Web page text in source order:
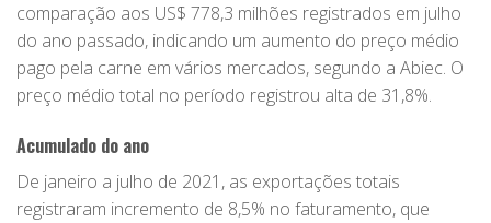
comparação aos US$ 778,3 milhões registrados em julho
do ano passado, indicando um aumento do preço médio
pago pela carne em vários mercados, segundo a Abiec. O
preço médio total no período registrou alta de 31,8%.
Acumulado do ano
De janeiro a julho de 2021, as exportações totais
registraram incremento de 8,5% no faturamento, que